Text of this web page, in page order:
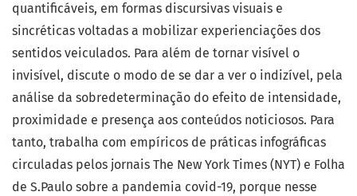
quantificáveis, em formas discursivas visuais e
sincréticas voltadas a mobilizar experienciações dos
sentidos veiculados. Para além de tornar visível o
invisível, discute o modo de se dar a ver o indizível, pela
análise da sobredeterminação do efeito de intensidade,
proximidade e presença aos conteúdos noticiosos. Para
tanto, trabalha com empíricos de práticas infográficas
circuladas pelos jornais The New York Times (NYT) e Folha
de S.Paulo sobre a pandemia covid-19, porque nesse